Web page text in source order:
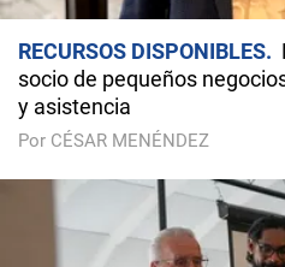
RECURSOS DISPONIBLES
socio de pequeños
y asistencia
Por CÉSAR MENÉNDEZ